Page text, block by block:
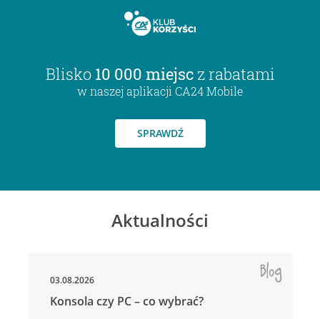
Blisko 10 000 miejsc z rabatami
w naszej aplikacji CA24 Mobile
SPRAWDŹ
Aktualności
03.08.2026
Konsola czy PC – co wybrać?